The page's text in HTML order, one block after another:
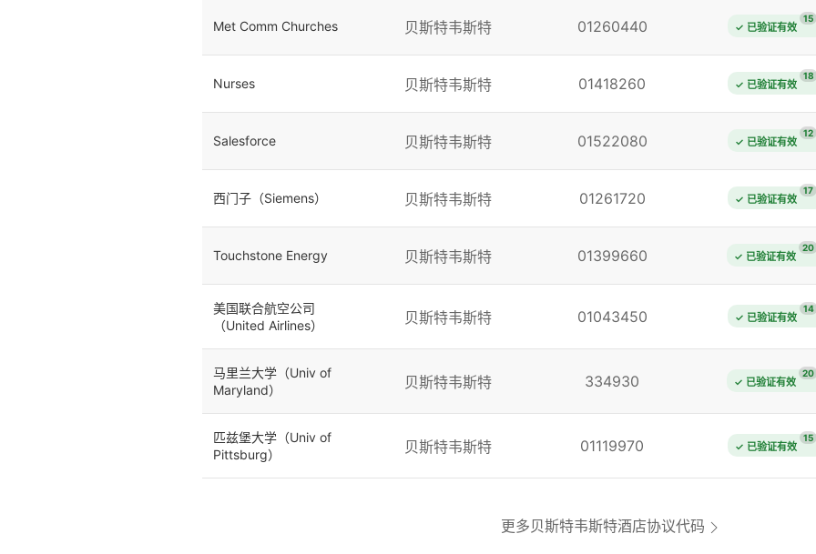
Met Comm Churches 贝斯特韦斯特 01260440 ✓ 已验证有效
15
Nurses 贝斯特韦斯特 01418260 ✓ 已验证有效
18
Salesforce 贝斯特韦斯特 01522080 ✓ 已验证有效
12
西门子（Siemens） 贝斯特韦斯特 01261720 ✓ 已验证有效
17
Touchstone Energy 贝斯特韦斯特 01399660 ✓ 已验证有效
20
美国联合航空公司
（United Airlines）
贝斯特韦斯特 01043450 ✓ 已验证有效
14
马里兰大学（Univ of
Maryland）
贝斯特韦斯特 334930 ✓ 已验证有效
20
匹兹堡大学（Univ of
Pittsburg）
贝斯特韦斯特 01119970 ✓ 已验证有效
15
更多贝斯特韦斯特酒店协议代码